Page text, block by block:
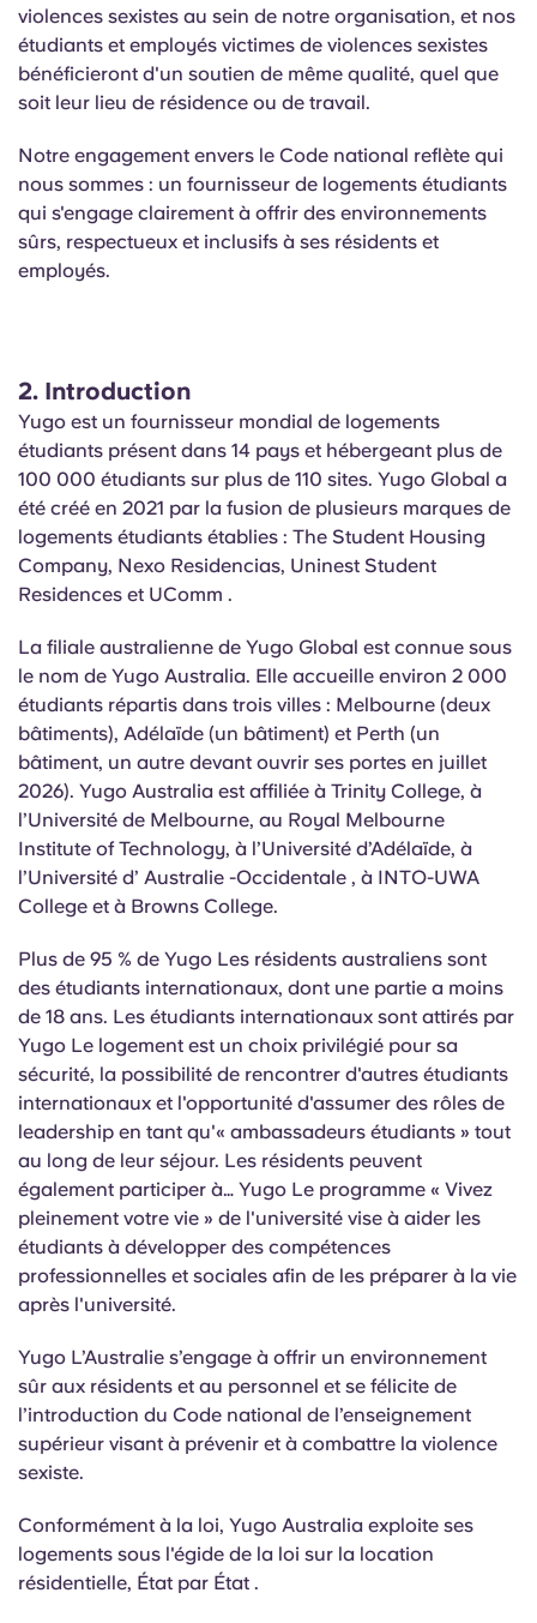
violences sexistes au sein de notre organisation, et nos
étudiants et employés victimes de violences sexistes
bénéficieront d'un soutien de même qualité, quel que
soit leur lieu de résidence ou de travail.
Notre engagement envers le Code national reflète qui
nous sommes : un fournisseur de logements étudiants
qui s'engage clairement à offrir des environnements
sûrs, respectueux et inclusifs à ses résidents et
employés.
2. Introduction
Yugo est un fournisseur mondial de logements
étudiants présent dans 14 pays et hébergeant plus de
100 000 étudiants sur plus de 110 sites. Yugo Global a
été créé en 2021 par la fusion de plusieurs marques de
logements étudiants établies : The Student Housing
Company, Nexo Residencias, Uninest Student
Residences et UComm .
La filiale australienne de Yugo Global est connue sous
le nom de Yugo Australia. Elle accueille environ 2 000
étudiants répartis dans trois villes : Melbourne (deux
bâtiments), Adélaïde (un bâtiment) et Perth (un
bâtiment, un autre devant ouvrir ses portes en juillet
2026). Yugo Australia est affiliée à Trinity College, à
l’Université de Melbourne, au Royal Melbourne
Institute of Technology, à l’Université d’Adélaïde, à
l’Université d’ Australie -Occidentale , à INTO-UWA
College et à Browns College.
Plus de 95 % de Yugo Les résidents australiens sont
des étudiants internationaux, dont une partie a moins
de 18 ans. Les étudiants internationaux sont attirés par
Yugo Le logement est un choix privilégié pour sa
sécurité, la possibilité de rencontrer d'autres étudiants
internationaux et l'opportunité d'assumer des rôles de
leadership en tant qu'« ambassadeurs étudiants » tout
au long de leur séjour. Les résidents peuvent
également participer à… Yugo Le programme « Vivez
pleinement votre vie » de l'université vise à aider les
étudiants à développer des compétences
professionnelles et sociales afin de les préparer à la vie
après l'université.
Yugo L’Australie s’engage à offrir un environnement
sûr aux résidents et au personnel et se félicite de
l’introduction du Code national de l’enseignement
supérieur visant à prévenir et à combattre la violence
sexiste.
Conformément à la loi, Yugo Australia exploite ses
logements sous l'égide de la loi sur la location
résidentielle, État par État .